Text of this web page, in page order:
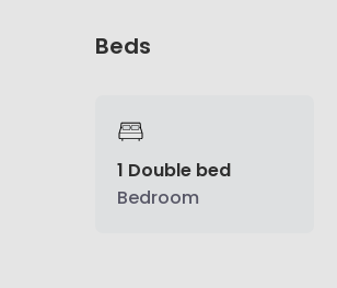
Beds
1 Double bed
Bedroom